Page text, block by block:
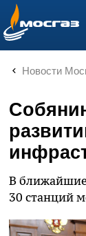
info@mos-
Новости
В ближайшие
30 станций